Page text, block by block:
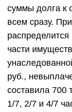
суммы долга к
всем сразу.
части
руб.,
составила 700
1/7, 2/7 и 4/7